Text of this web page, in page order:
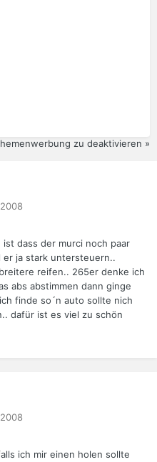
zu deaktivieren »
dass der murci noch paar
ja stark untersteuern..
reifen.. 265er denke ich
abs abstimmen dann ginge
finde so´n auto sollte nich
dafür ist es viel zu schön
ich mir einen holen sollte